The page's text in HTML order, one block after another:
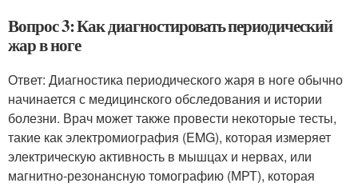
Вопрос 3: Как диагностировать периодический
жар в ноге
Ответ: Диагностика периодического жаря в ноге обычно
начинается с медицинского обследования и истории
болезни. Врач может также провести некоторые тесты,
такие как электромиография (EMG), которая измеряет
электрическую активность в мышцах и нервах, или
магнитно-резонансную томографию (МРТ), которая